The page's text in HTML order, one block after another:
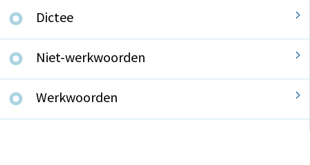
Dictee
Niet-werkwoorden
Werkwoorden